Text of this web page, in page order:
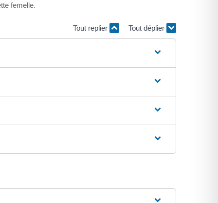
femelle.
Tout replier Tout déplier